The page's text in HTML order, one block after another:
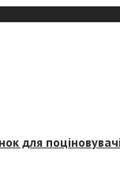
для